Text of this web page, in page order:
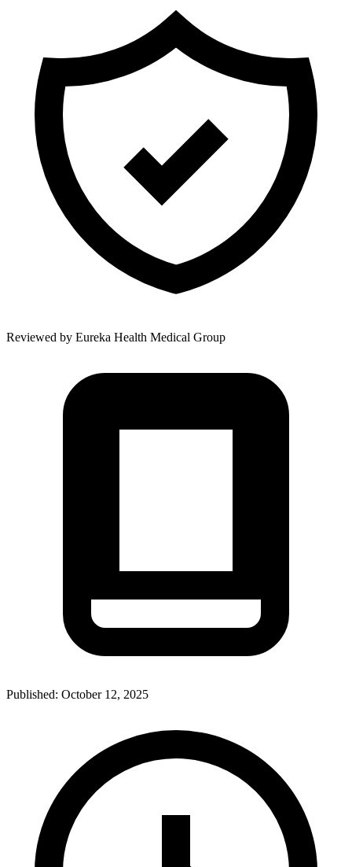
Reviewed by Eureka Health Medical Group
Published: October 12, 2025